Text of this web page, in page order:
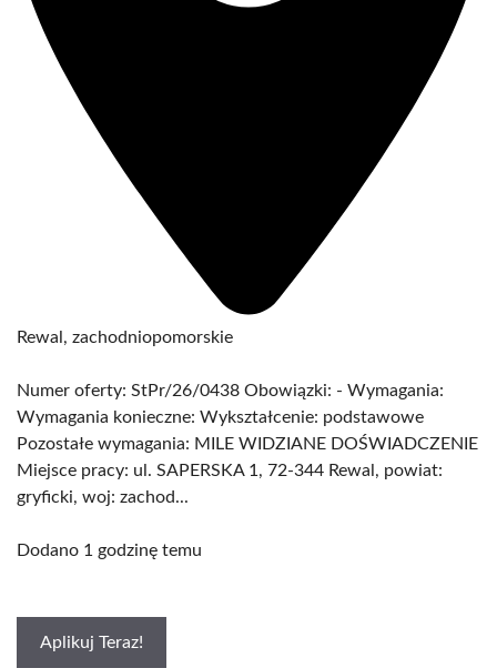
Rewal, zachodniopomorskie
Numer oferty: StPr/26/0438 Obowiązki: - Wymagania:
Wymagania konieczne: Wykształcenie: podstawowe
Pozostałe wymagania: MILE WIDZIANE DOŚWIADCZENIE
Miejsce pracy: ul. SAPERSKA 1, 72-344 Rewal, powiat:
gryficki, woj: zachod...
Dodano 1 godzinę temu
Aplikuj Teraz!